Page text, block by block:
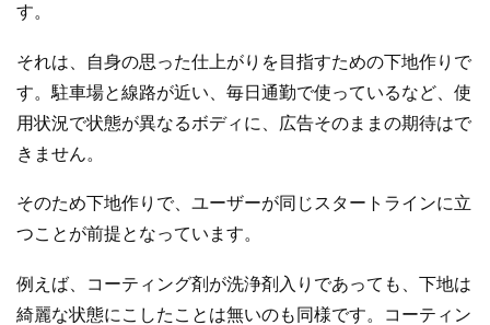
す。
それは、自身の思った仕上がりを目指すための下地作りで
す。駐車場と線路が近い、毎日通勤で使っているなど、使
用状況で状態が異なるボディに、広告そのままの期待はで
きません。
そのため下地作りで、ユーザーが同じスタートラインに立
つことが前提となっています。
例えば、コーティング剤が洗浄剤入りであっても、下地は
綺麗な状態にこしたことは無いのも同様です。コーティン